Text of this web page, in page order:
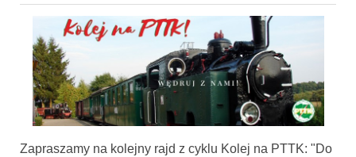
Zapraszamy na kolejny rajd z cyklu Kolej na PTTK: "Do